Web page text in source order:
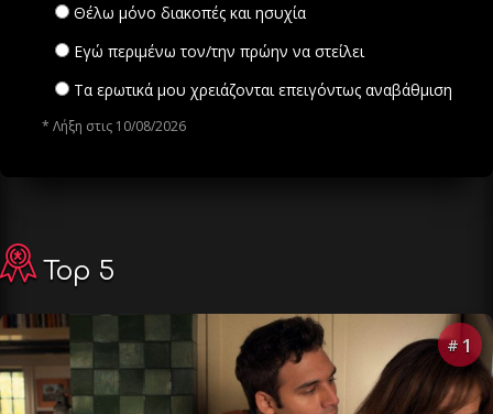
Θέλω μόνο διακοπές και ησυχία
Εγώ περιμένω τον/την πρώην να στείλει
Τα ερωτικά μου χρειάζονται επειγόντως αναβάθμιση
* Λήξη στις 10/08/2026
Top 5
# 1